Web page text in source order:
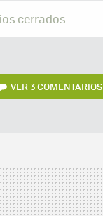
cerrados
VER3 COMENTARIOS